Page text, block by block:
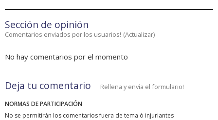
Sección de opinión
Comentarios enviados por los usuarios! (Actualizar)
No hay comentarios por el momento
Deja tu comentario Rellena y envía el formulario!
NORMAS DE PARTICIPACIÓN
No se permitirán los comentarios fuera de tema ó injuriantes